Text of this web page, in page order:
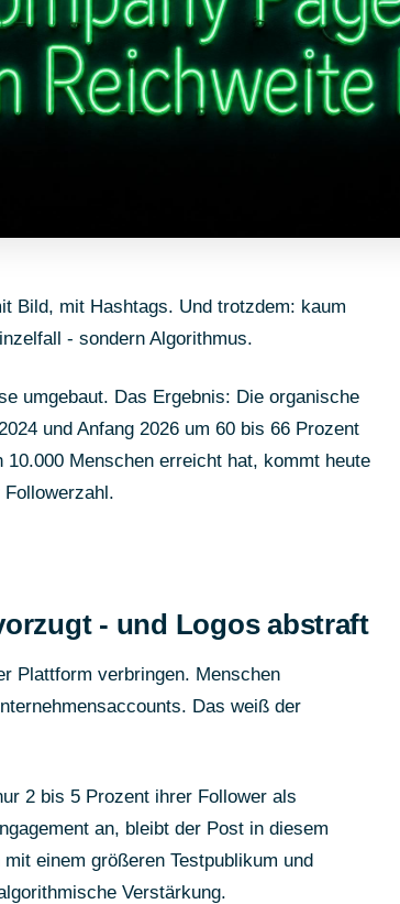
Bild, mit Hashtags. Und trotzdem: kaum
- sondern Algorithmus.
umgebaut. Das Ergebnis: Die organische
und Anfang 2026 um 60 bis 66 Prozent
Menschen erreicht hat, kommt heute
- und Logos abstraft
Plattform verbringen. Menschen
Das weiß der
2 bis 5 Prozent ihrer Follower als
an, bleibt der Post in diesem
einem größeren Testpublikum und
Verstärkung.